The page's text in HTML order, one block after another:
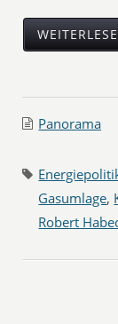
Panorama
Gasumlage,
Robert